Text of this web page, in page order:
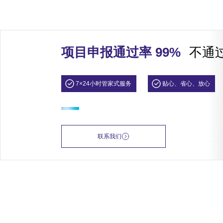
项目申报通过率 99% 不通
7×24小时管家式服务 贴心、省心、放心
联系我们